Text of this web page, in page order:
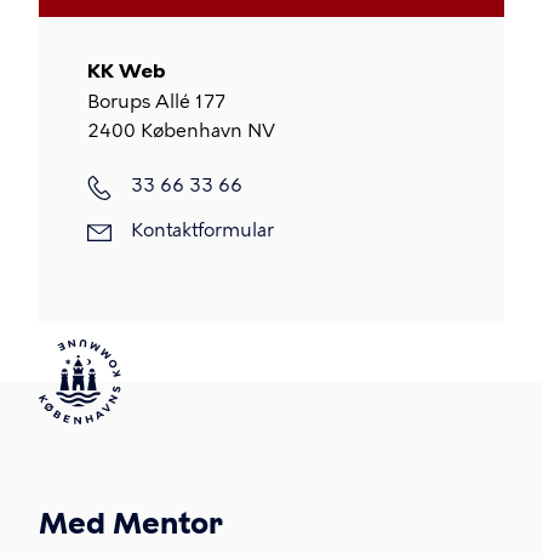
KK Web
Borups Allé 177
2400 København NV
33 66 33 66
Kontaktformular
Med Mentor